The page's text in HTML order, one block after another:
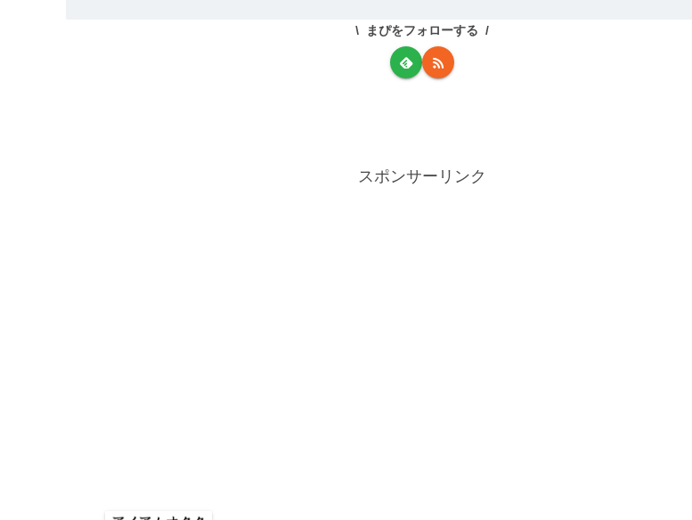
まぴをフォローする
スポンサーリンク